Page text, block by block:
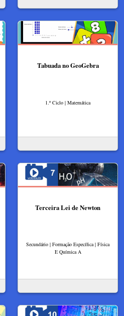
Tabuada no GeoGebra​
1.º Ciclo | Matemática
Terceira Lei de Newton
Secundário | Formação Específica | Física
E Química A